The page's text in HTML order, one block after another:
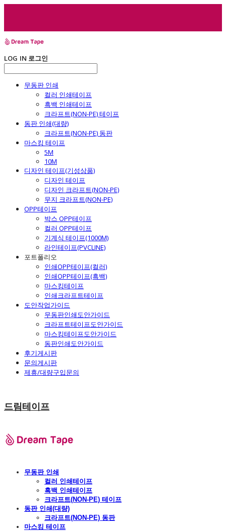
LOG IN 로그인
무동판 인쇄
컬러 인쇄테이프
흑백 인쇄테이프
크라프트(NON-PE) 테이프
동판 인쇄(대량)
크라프트(NON-PE) 동판
마스킹 테이프
5M
10M
디자인 테이프(기성상품)
디자인 테이프
디자인 크라프트(NON-PE)
무지 크라프트(NON-PE)
OPP테이프
박스 OPP테이프
컬러 OPP테이프
기계식 테이프(1000M)
라인테이프(PVCLINE)
포트폴리오
인쇄OPP테이프(컬러)
인쇄OPP테이프(흑백)
마스킹테이프
인쇄크라프트테이프
도안작업가이드
무동판인쇄도안가이드
크라프트테이프도안가이드
마스킹테이프도안가이드
동판인쇄도안가이드
후기게시판
문의게시판
제휴/대량구입문의
드림테이프
무동판 인쇄
컬러 인쇄테이프
흑백 인쇄테이프
크라프트(NON-PE) 테이프
동판 인쇄(대량)
크라프트(NON-PE) 동판
마스킹 테이프